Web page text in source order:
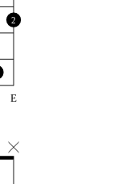
2
E